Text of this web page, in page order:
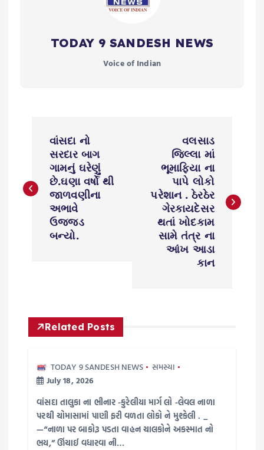
TODAY 9 SANDESH NEWS
Voice of Indian
s
વાંસદા નો
સરદાર બાગ
ગામનું ઘરેણું
છે.ઘણા વર્ષો થી
જાળવણીના
અભાવે
ઉજ્જડ
બન્યો.
વલસાડ
જિલ્લા માં
ભૂમાફિયા ના
પાપે લોકો
પરેશાન . ઠેરઠેર
ગેરકાયદેસર
થતાં ખોદકામ
સામે તંત્ર ના
આંખ આડા
કાન
Related Posts
TODAY 9 SANDESH NEWS
સમસ્યા
July 18, 2026
વાંસદા તાલુકા ના ભીનાર -કુરેલીયા માર્ગ લો -લેવલ‌ નાળા
પરથી ચોમાસામાં પાણી ફરી વળતા લોકો ને મુશ્કેલી . _
—“નાળા પર બાકોરૂ પડતા વાહન ચાલકોને અકસ્માત નો
ભય,” ઊંચાઈ વધારવા ની…